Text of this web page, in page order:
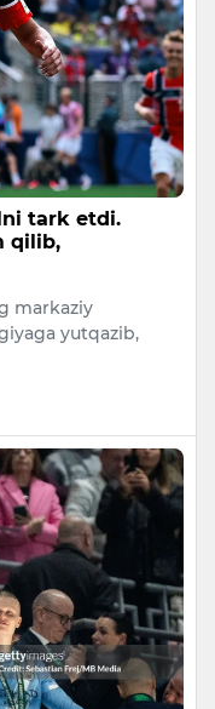
tark etdi.
qilib,
markaziy
yutqazib,